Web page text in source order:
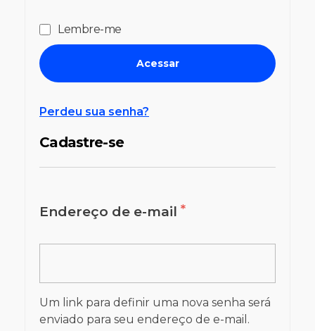
Lembre-me
Acessar
Perdeu sua senha?
Cadastre-se
Endereço de e-mail *
Um link para definir uma nova senha será
enviado para seu endereço de e-mail.